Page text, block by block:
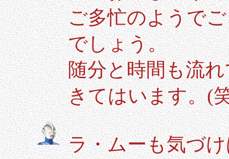
ご多忙のようで
でしょう。
随分と時間も流
きてはいます。(
ラ・ムーも気づ